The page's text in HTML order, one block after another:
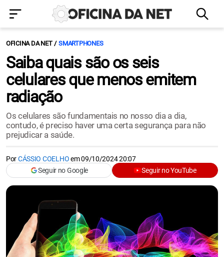
OFICINA DA NET SMARTPHONES
Saiba quais são os seis
celulares que menos emitem
radiação
Os celulares são fundamentais no nosso dia a dia,
contudo, é preciso haver uma certa segurança para não
prejudicar a saúde.
PorCÁSSIO COELHOem09/10/2024 20:07
Seguir no Google
Seguir no YouTube